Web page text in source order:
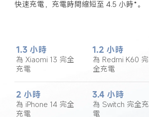
快速充電，充電時間縮短至 4.5 小時*。
1.3 小時
為 Xiaomi 13 完全
充電
1.2 小時
為 Redmi K60 完
全充電
2 小時
為 iPhone 14 完全
充電
3.4 小時
為 Switch 完全充
電